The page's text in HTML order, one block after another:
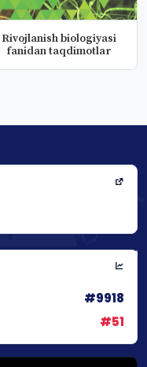
Rivojlanish biologiyasi
fanidan taqdimotlar
#9918
#51